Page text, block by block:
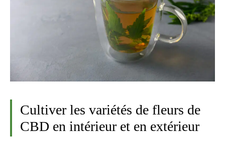
Cultiver les variétés de fleurs de
CBD en intérieur et en extérieur